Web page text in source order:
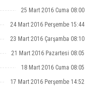
25 Mart 2016 Cuma 08:00
24 Mart 2016 Perşembe 15:44
23 Mart 2016 Çarşamba 08:10
21 Mart 2016 Pazartesi 08:05
18 Mart 2016 Cuma 08:05
17 Mart 2016 Perşembe 14:52